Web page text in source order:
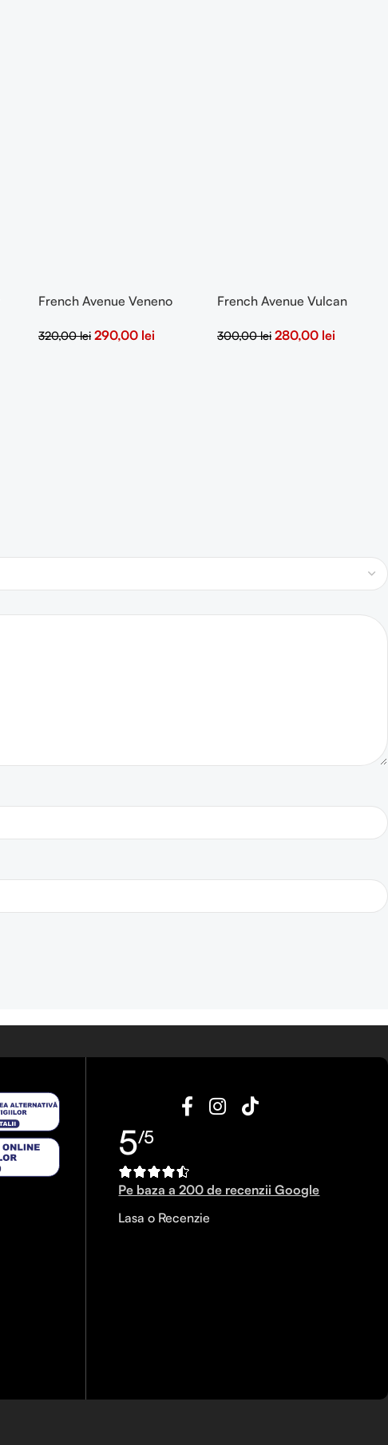
French Avenue Veneno
100ml
320,00lei 290,00 lei
French Avenue Vulcan
300,00lei 280,00 lei
5/5
Pe baza a 200 de recenzii Google
Lasa o Recenzie